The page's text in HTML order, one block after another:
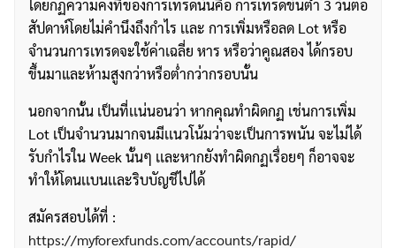
โดยกฏความคงที่ของการเทรดนั้นคือ การเทรดขั้นต่ำ 3 วันต่อ
สัปดาห์โดยไม่คำนึงถึงกำไร เเละ การเพิ่มหรือลด Lot หรือ
จำนวนการเทรดจะใช้ค่าเฉลี่ย หาร หรือว่าคูณสอง ได้กรอบ
ขึ้นมาและห้ามสูงกว่าหรือต่ำกว่ากรอบนั้น
นอกจากนั้น เป็นที่เเน่นอนว่า หากคุณทำผิดกฏ เช่นการเพิ่ม
Lot เป็นจำนวนมากจนมีเเนวโน้มว่าจะเป็นการพนัน จะไม่ได้
รับกำไรใน Week นั้นๆ เเละหากยังทำผิดกฏเรื่อยๆ ก็อาจจะ
ทำให้โดนเเบนเเละริบบัญชีไปได้
สมัครสอบได้ที่ :
https://myforexfunds.com/accounts/rapid/